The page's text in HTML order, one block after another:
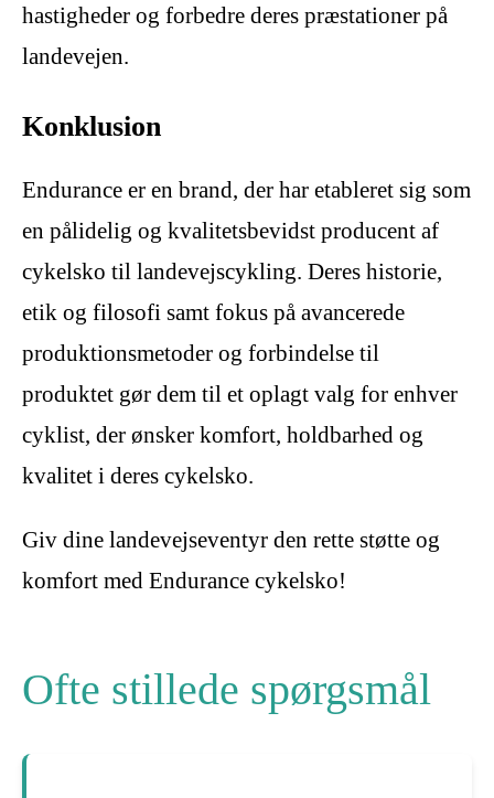
hastigheder og forbedre deres præstationer på
landevejen.
Konklusion
Endurance er en brand, der har etableret sig som
en pålidelig og kvalitetsbevidst producent af
cykelsko til landevejscykling. Deres historie,
etik og filosofi samt fokus på avancerede
produktionsmetoder og forbindelse til
produktet gør dem til et oplagt valg for enhver
cyklist, der ønsker komfort, holdbarhed og
kvalitet i deres cykelsko.
Giv dine landevejseventyr den rette støtte og
komfort med Endurance cykelsko!
Ofte stillede spørgsmål